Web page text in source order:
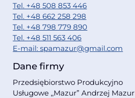
Tel. +48 508 853 446
Tel. +48 662 258 298
Tel. +48 798 779 890
Tel. +48 511 563 406
E-mail: spamazur@gmail.com
Dane firmy
Przedsiębiorstwo Produkcyjno
Usługowe ,,Mazur” Andrzej Mazur